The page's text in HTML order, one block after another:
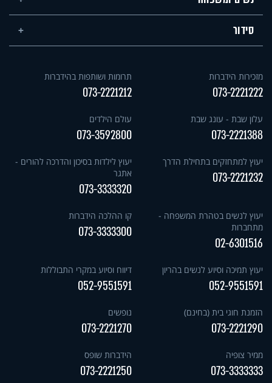
סידור
מזכירות הידברות
073-2221222
תרומות ושותפות בהידברות
073-2221212
עלון שבת - עונג שבת
073-2221388
עולם הילדים
073-3592800
יעוץ למתחזקים בתחילת הדרך
073-2221232
יעוץ לילדות בסיכון והדרכה להורים -
אתגר
073-3333320
יעוץ לנשים בטהרת המשפחה -
מתחברות
02-6301516
קו ההלכה הידברות
073-3333300
יעוץ תמיכה וסיוע לנשים בהריון
052-9551591
דיווח וסיוע במקרי התבוללות
052-9551591
הזמנת חוגי בית (בחינם)
073-2221290
נופשים
073-2221270
ממיר צופיה
073-3333333
הידברות שופס
073-2221250